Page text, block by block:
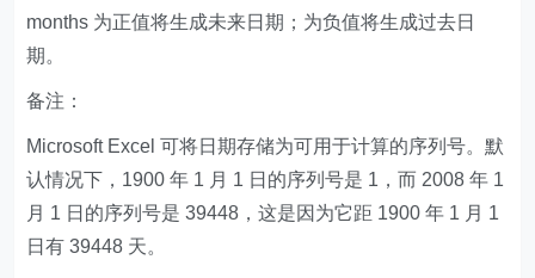
months 为正值将生成未来日期；为负值将生成过去日
期。
备注：
Microsoft Excel 可将日期存储为可用于计算的序列号。默
认情况下，1900 年 1 月 1 日的序列号是 1，而 2008 年 1
月 1 日的序列号是 39448，这是因为它距 1900 年 1 月 1
日有 39448 天。